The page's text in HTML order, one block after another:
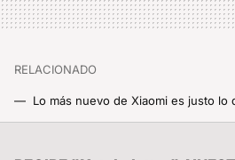
RELACIONADO